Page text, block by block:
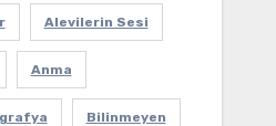
Alevilerin Sesi
Anma
Bilinmeyen